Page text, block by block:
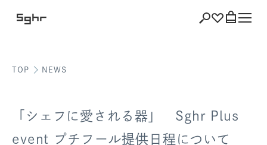
ショッピング バッグを見る
TOP NEWS
「シェフに愛される器」 Sghr Plus
event プチフール提供日程について